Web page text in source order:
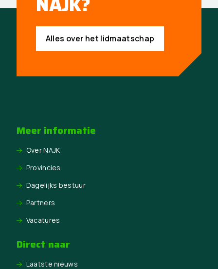
Alles over het lidmaatschap
Meer informatie
Over NAJK
Provincies
Dagelijks bestuur
Partners
Vacatures
Direct naar
Laatste nieuws